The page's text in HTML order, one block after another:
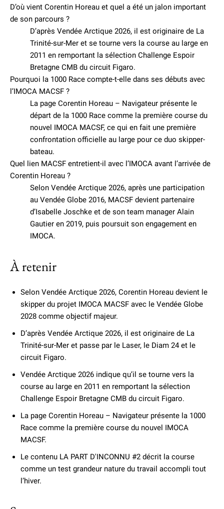
D’où vient Corentin Horeau et quel a été un jalon important
de son parcours ?
D’après Vendée Arctique 2026, il est originaire de La
Trinité-sur-Mer et se tourne vers la course au large en
2011 en remportant la sélection Challenge Espoir
Bretagne CMB du circuit Figaro.
Pourquoi la 1000 Race compte-t-elle dans ses débuts avec
l’IMOCA MACSF ?
La page Corentin Horeau – Navigateur présente le
départ de la 1000 Race comme la première course du
nouvel IMOCA MACSF, ce qui en fait une première
confrontation officielle au large pour ce duo skipper-
bateau.
Quel lien MACSF entretient-il avec l’IMOCA avant l’arrivée de
Corentin Horeau ?
Selon Vendée Arctique 2026, après une participation
au Vendée Globe 2016, MACSF devient partenaire
d’Isabelle Joschke et de son team manager Alain
Gautier en 2019, puis poursuit son engagement en
IMOCA.
À retenir
Selon Vendée Arctique 2026, Corentin Horeau devient le
skipper du projet IMOCA MACSF avec le Vendée Globe
2028 comme objectif majeur.
D’après Vendée Arctique 2026, il est originaire de La
Trinité-sur-Mer et passe par le Laser, le Diam 24 et le
circuit Figaro.
Vendée Arctique 2026 indique qu’il se tourne vers la
course au large en 2011 en remportant la sélection
Challenge Espoir Bretagne CMB du circuit Figaro.
La page Corentin Horeau – Navigateur présente la 1000
Race comme la première course du nouvel IMOCA
MACSF.
Le contenu LA PART D'INCONNU #2 décrit la course
comme un test grandeur nature du travail accompli tout
l’hiver.